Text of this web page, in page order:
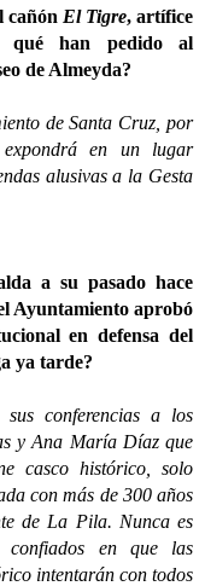
cañón El Tigre, artífice
qué han pedido al
de Almeyda?
de Santa Cruz, por
en un lugar
alusivas a la Gesta
a su pasado hace
Ayuntamiento aprobó
en defensa del
ya tarde?
a los
y Ana María Díaz que
casco histórico, solo
con más de 300 años
de La Pila. Nunca es
en que las
intentarán con todos